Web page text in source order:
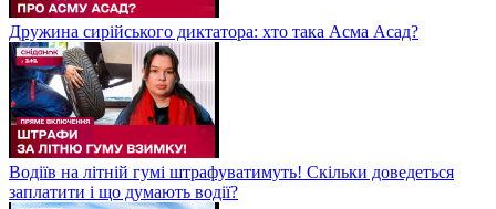
Дружина сирійського диктатора: хто така Асма Асад?
Водіїв на літній гумі штрафуватимуть! Скільки доведеться
заплатити і що думають водії?